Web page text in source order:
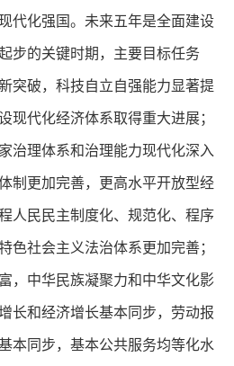
代化强国。未来五年是全面建设
步的关键时期，主要目标任务
突破，科技自立自强能力显著提
现代化经济体系取得重大进展；
治理体系和治理能力现代化深入
制更加完善，更高水平开放型经
人民民主制度化、规范化、程序
色社会主义法治体系更加完善；
，中华民族凝聚力和中华文化影
长和经济增长基本同步，劳动报
本同步，基本公共服务均等化水